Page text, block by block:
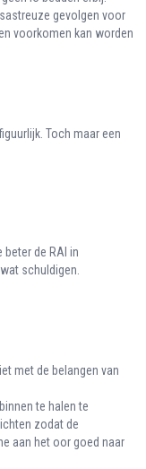
gevolgen voor
voorkomen kan worden
Toch maar een
de RAI in
schuldigen.
met de belangen van
te halen te
zodat de
aan het oor goed naar